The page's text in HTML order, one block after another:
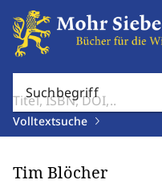
Suchbegriff
Volltextsuche
Tim Blöcher